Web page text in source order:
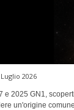
Luglio 2026
e 2025 GN1,
un'origine